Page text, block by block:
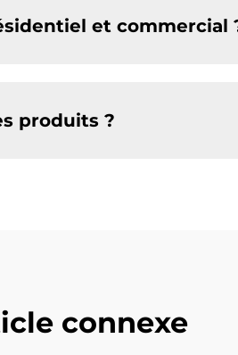
et commercial
produits ?
connexe